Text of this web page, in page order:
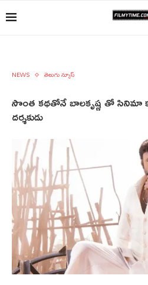
NEWS తెలుగు న్యూస్
సొంత కథతోనే బాలకృష్ణ తో సినిమా కు
దర్శకుడు